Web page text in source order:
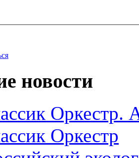
новости
Оркестр.
Оркестр